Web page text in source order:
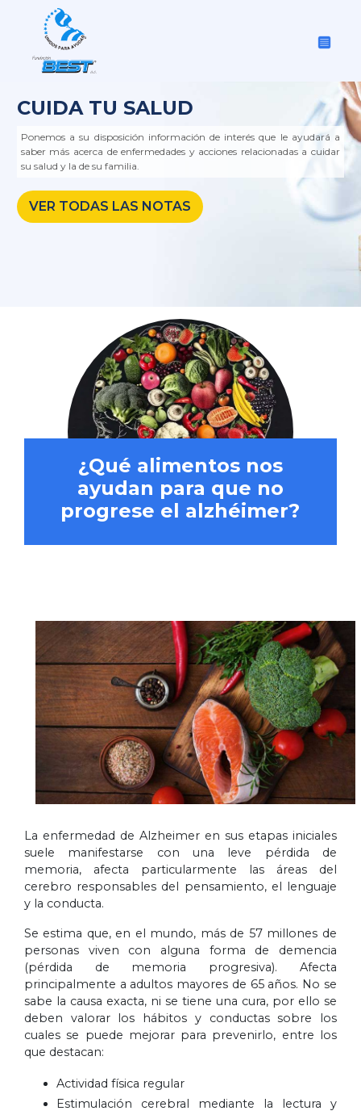
CUIDA TU SALUD
Ponemos a su disposición información de interés que le ayudará a
saber más acerca de enfermedades y acciones relacionadas a cuidar
su salud y la de su familia.
VER TODAS LAS NOTAS
¿Qué alimentos nos
ayudan para que no
progrese el alzhéimer?
La enfermedad de Alzheimer en sus etapas iniciales
suele manifestarse con una leve pérdida de
memoria, afecta particularmente las áreas del
cerebro responsables del pensamiento, el lenguaje
y la conducta.
Se estima que, en el mundo, más de 57 millones de
personas viven con alguna forma de demencia
(pérdida de memoria progresiva). Afecta
principalmente a adultos mayores de 65 años. No se
sabe la causa exacta, ni se tiene una cura, por ello se
deben valorar los hábitos y conductas sobre los
cuales se puede mejorar para prevenirlo, entre los
que destacan:
Actividad física regular
Estimulación cerebral mediante la lectura y